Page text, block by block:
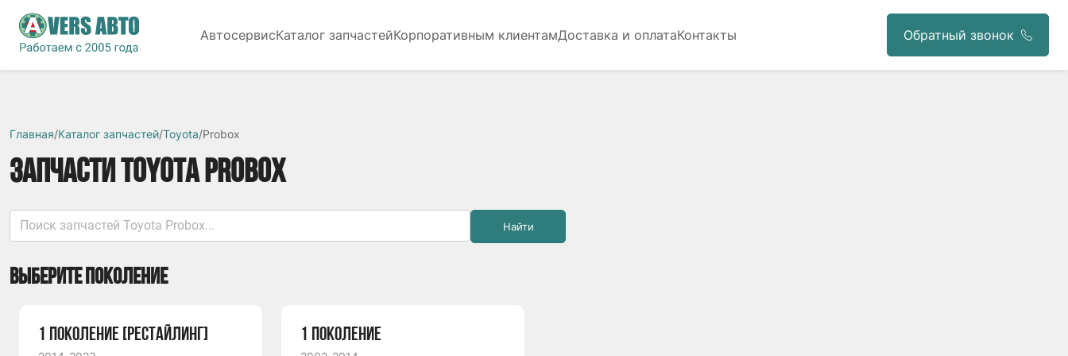
АвтосервисКаталог запчастейКорпоративным клиентамДоставка и оплатаКонтакты Обратный звонок
Главная/Каталог запчастей/Toyota/Probox
ЗАПЧАСТИ TOYOTA PROBOX
Найти
ВЫБЕРИТЕ ПОКОЛЕНИЕ
1 ПОКОЛЕНИЕ [РЕСТАЙЛИНГ] 1 ПОКОЛЕНИЕ